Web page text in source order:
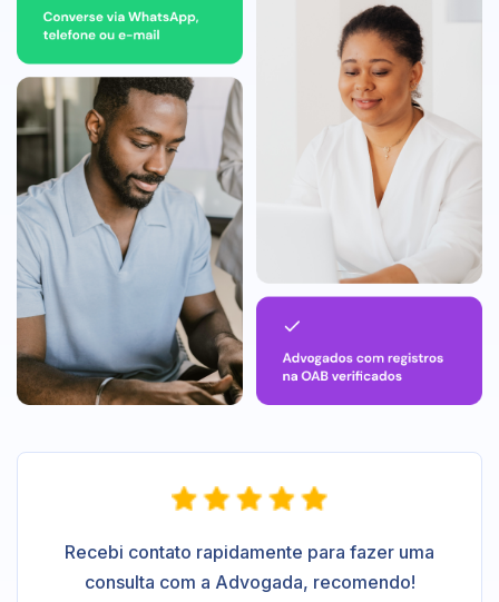
Recebi contato rapidamente para fazer uma
consulta com a Advogada, recomendo!